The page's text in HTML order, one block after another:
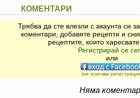
КОМЕНТАРИ
Трябва да сте влезли с акаунта си
коментари, добавяте рецепти и
рецептите, които
Регистрирай се
или
(не изисква
Няма